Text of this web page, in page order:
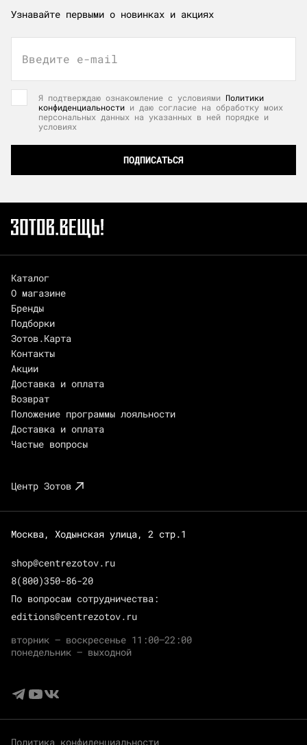
Узнавайте первыми о новинках и акциях
Введите e-mail
Я подтверждаю ознакомление с условиями Политики
конфиденциальности и даю согласие на обработку моих
персональных данных на указанных в ней порядке и
условиях
ПОДПИСАТЬСЯ
Каталог
О магазине
Бренды
Подборки
Зотов.Карта
Контакты
Акции
Доставка и оплата
Возврат
Положение программы лояльности
Доставка и оплата
Частые вопросы
Центр Зотов
Москва, Ходынская улица, 2 стр.1
shop@centrezotov.ru
8(800)350-86-20
По вопросам сотрудничества:
editions@centrezotov.ru
вторник — воскресенье 11:00–22:00
понедельник — выходной
Политика конфиденциальности